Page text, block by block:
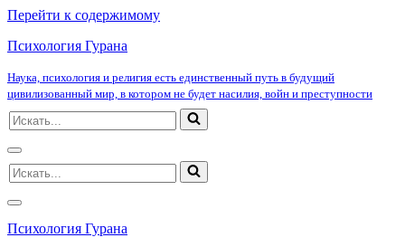
Перейти к содержимому
Психология Гурана
Наука, психология и религия есть единственный путь в будущий
цивилизованный мир, в котором не будет насилия, войн и преступности
Искать...
Меню
навигации
Искать...
Меню
навигации
Психология Гурана